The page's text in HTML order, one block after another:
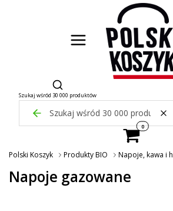
Otwórz wyszukiwarkę
Szukaj wśród 30 000 produktów
Zamknij wyszukiwarkę
Produkty w
Polski Koszyk Produkty BIO Napoje, kawa i
Napoje gazowane